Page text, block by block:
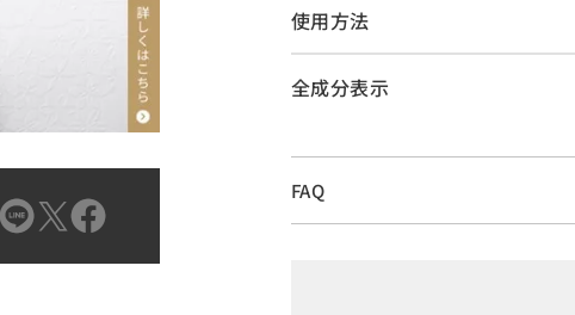
使用方法
全成分表示
FAQ